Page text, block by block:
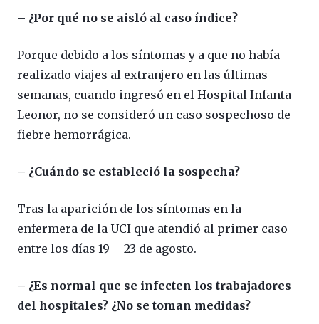
– ¿Por qué no se aisló al caso índice?
Porque debido a los síntomas y a que no había
realizado viajes al extranjero en las últimas
semanas, cuando ingresó en el Hospital Infanta
Leonor, no se consideró un caso sospechoso de
fiebre hemorrágica.
– ¿Cuándo se estableció la sospecha?
Tras la aparición de los síntomas en la
enfermera de la UCI que atendió al primer caso
entre los días 19 – 23 de agosto.
– ¿Es normal que se infecten los trabajadores
del hospitales? ¿No se toman medidas?